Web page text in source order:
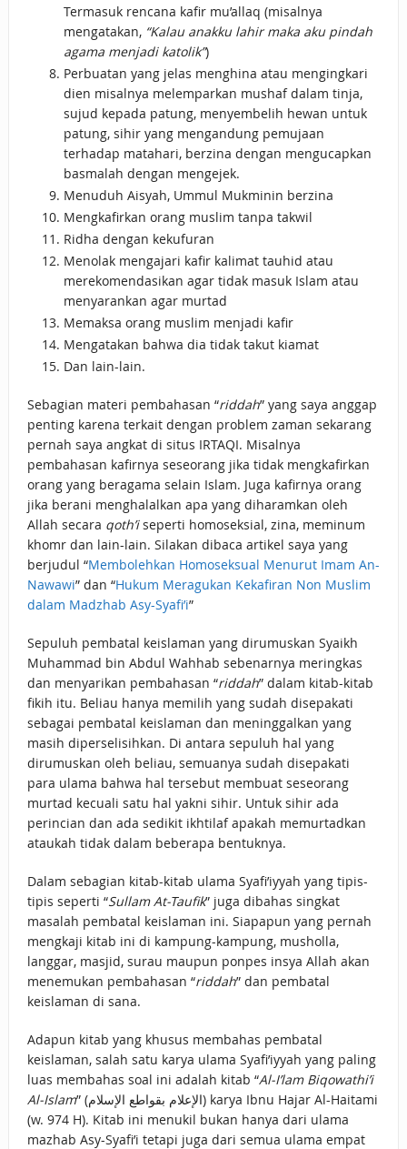
Termasuk rencana kafir mu’allaq (misalnya
mengatakan, “Kalau anakku lahir maka aku pindah
agama menjadi katolik”)
Perbuatan yang jelas menghina atau mengingkari
dien misalnya melemparkan mushaf dalam tinja,
sujud kepada patung, menyembelih hewan untuk
patung, sihir yang mengandung pemujaan
terhadap matahari, berzina dengan mengucapkan
basmalah dengan mengejek.
Menuduh Aisyah, Ummul Mukminin berzina
Mengkafirkan orang muslim tanpa takwil
Ridha dengan kekufuran
Menolak mengajari kafir kalimat tauhid atau
merekomendasikan agar tidak masuk Islam atau
menyarankan agar murtad
Memaksa orang muslim menjadi kafir
Mengatakan bahwa dia tidak takut kiamat
Dan lain-lain.
Sebagian materi pembahasan “riddah” yang saya anggap
penting karena terkait dengan problem zaman sekarang
pernah saya angkat di situs IRTAQI. Misalnya
pembahasan kafirnya seseorang jika tidak mengkafirkan
orang yang beragama selain Islam. Juga kafirnya orang
jika berani menghalalkan apa yang diharamkan oleh
Allah secara qoth’iseperti homoseksial, zina, meminum
khomr dan lain-lain. Silakan dibaca artikel saya yang
berjudul “Membolehkan Homoseksual Menurut Imam An-
Nawawi” dan “Hukum Meragukan Kekafiran Non Muslim
dalam Madzhab Asy-Syafi’i”
Sepuluh pembatal keislaman yang dirumuskan Syaikh
Muhammad bin Abdul Wahhab sebenarnya meringkas
dan menyarikan pembahasan “riddah” dalam kitab-kitab
fikih itu. Beliau hanya memilih yang sudah disepakati
sebagai pembatal keislaman dan meninggalkan yang
masih diperselisihkan. Di antara sepuluh hal yang
dirumuskan oleh beliau, semuanya sudah disepakati
para ulama bahwa hal tersebut membuat seseorang
murtad kecuali satu hal yakni sihir. Untuk sihir ada
perincian dan ada sedikit ikhtilaf apakah memurtadkan
ataukah tidak dalam beberapa bentuknya.
Dalam sebagian kitab-kitab ulama Syafi’iyyah yang tipis-
tipis seperti “Sullam At-Taufik” juga dibahas singkat
masalah pembatal keislaman ini. Siapapun yang pernah
mengkaji kitab ini di kampung-kampung, musholla,
langgar, masjid, surau maupun ponpes insya Allah akan
menemukan pembahasan “riddah” dan pembatal
keislaman di sana.
Adapun kitab yang khusus membahas pembatal
keislaman, salah satu karya ulama Syafi’iyyah yang paling
luas membahas soal ini adalah kitab “Al-I’lam Biqowathi’i
Al-Islam” (الإعلام بقواطع الإسلام) karya Ibnu Hajar Al-Haitami
(w. 974 H). Kitab ini menukil bukan hanya dari ulama
mazhab Asy-Syafi’i tetapi juga dari semua ulama empat